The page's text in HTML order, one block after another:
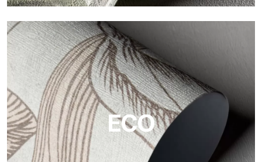
Vinyl
Die Vinyloberflächen der Tapeten von Tecnografica bieten
widerstandsfähige, strukturierte und optisch anspruchsvolle
Flächen.
ECO